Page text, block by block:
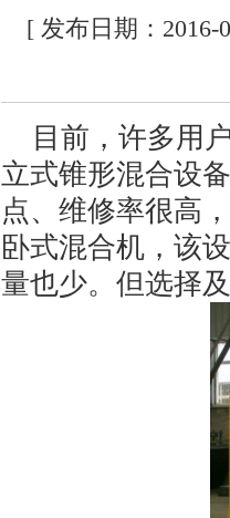
[ 发布日期：2016-
目前，许多用
立式锥形混合设
点、维修率很高
卧式混合机，该
量也少。但选择